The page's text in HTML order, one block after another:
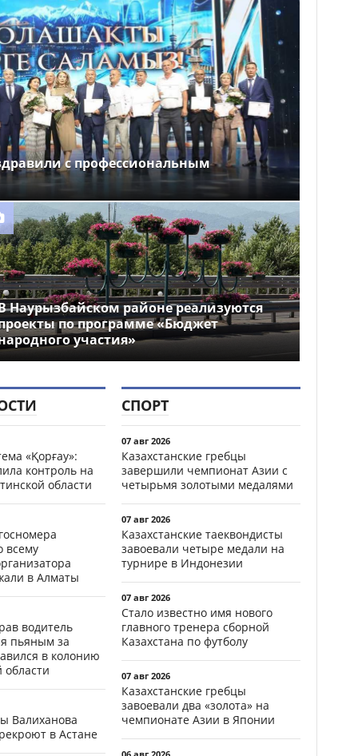
с профессиональным
Наурызбайском районе реализуются
по программе «Бюджет
участия»
«Қорғау»:
контроль на
области
всему
в Алматы
водитель
пьяным за
в колонию
области
Валиханова
в Астане
СПОРТ
07 авг 2026
Казахстанские гребцы
завершили чемпионат Азии с
четырьмя золотыми медалями
07 авг 2026
Казахстанские таеквондисты
завоевали четыре медали на
турнире в Индонезии
07 авг 2026
Стало известно имя нового
главного тренера сборной
Казахстана по футболу
07 авг 2026
Казахстанские гребцы
завоевали два «золота» на
чемпионате Азии в Японии